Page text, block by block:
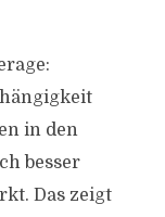
in den
besser
Das zeigt